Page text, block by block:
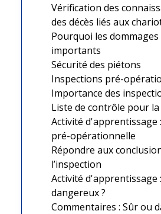
Vérification des
des décès liés aux
Pourquoi les
importants
Sécurité des piétons
Inspections pré-
Importance des
Liste de contrôle pour
Activité d'apprentissage
pré-opérationnelle
Répondre aux
l’inspection
Activité d'apprentissage
dangereux ?
Commentaires : Sûr ou